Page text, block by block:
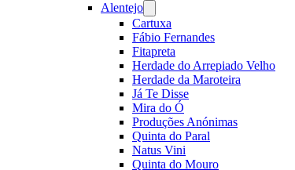
Alentejo
menu
Cartuxa
Fábio Fernandes
Fitapreta
Herdade do Arrepiado Velho
Herdade da Maroteira
Já Te Disse
Mira do Ó
Produções Anónimas
Quinta do Paral
Natus Vini
Quinta do Mouro